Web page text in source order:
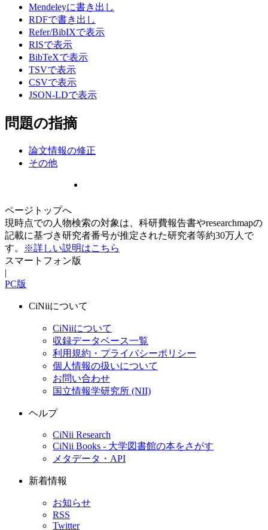
Mendeleyに書き出し
RDFで書き出し
Refer/BibIXで表示
RISで表示
BibTeXで表示
TSVで表示
CSVで表示
JSON-LDで表示
問題の指摘
論文情報の修正
その他
ページトップへ
現時点での人物検索の対象は、科研費報告書やresearchmapの
記載に基づき研究者番号が推定された研究者等約30万人で
す。
※詳しい説明はこちら
スマートフォン版
|
PC版
CiNiiについて
CiNiiについて
収録データベース一覧
利用規約・プライバシーポリシー
個人情報の扱いについて
お問い合わせ
国立情報学研究所 (NII)
ヘルプ
CiNii Research
CiNii Books - 大学図書館の本をさがす
メタデータ・API
新着情報
お知らせ
RSS
Twitter